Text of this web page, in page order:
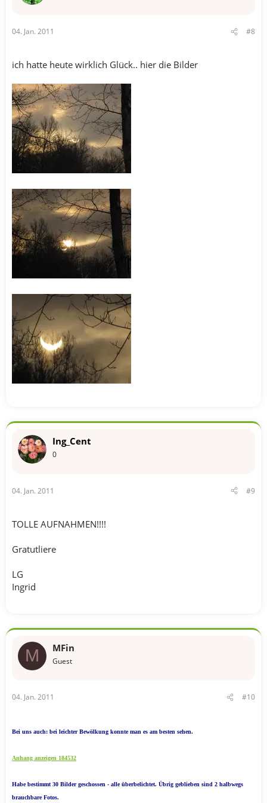
04. Jan. 2011 #8
ich hatte heute wirklich Glück.. hier die Bilder
Ing_Cent
0
04. Jan. 2011 #9
TOLLE AUFNAHMEN!!!!
Gratutliere
LG
Ingrid
M MFin
Guest
04. Jan. 2011 #10
Bei uns auch: bei leichter Bewölkung konnte man es am besten sehen.
Anhang anzeigen 184532
Habe bestimmt 30 Bilder geschossen - alle überbelichtet. Übrig geblieben sind 2 halbwegs
brauchbare Fotos.